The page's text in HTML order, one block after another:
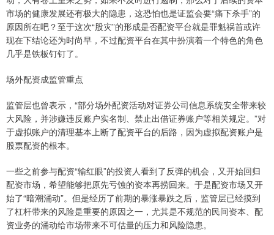
市场的健康发展还有极大的隐患，这恐怕也是证监会要“痛下杀手”的
原因所在吧？至于这次“股灾”的形成是否配资平台就是罪魁祸首或许
现在下结论还为时尚早，不过配资平台在其中扮演着一个特色的角色
几乎是铁板钉钉了。
场外配资成监管重点
监管层也曾表示，“部分场外配资活动对证券公司信息系统安全带来较
大风险，并涉嫌违反账户实名制、禁止出借证券账户等相关规定。”对
于虚拟账户的清理基本上断了配资平台的后路，因为虚拟配资账户是
股票配资的根本。
一些之前参与配资“输红眼”的投资人看到了反弹的机会，又开始回归
配资市场，希望能够把原先亏蚀的资本再捞回来。于是配资市场又开
始了“暗潮涌动”。但是经历了前期的暴涨暴跌之后，监管层已经摸到
了杠杆带来的风险是重要的原因之一，尤其是不规范的民间资本、配
资业务的涌动给市场带来不可估量的压力和风险隐患。